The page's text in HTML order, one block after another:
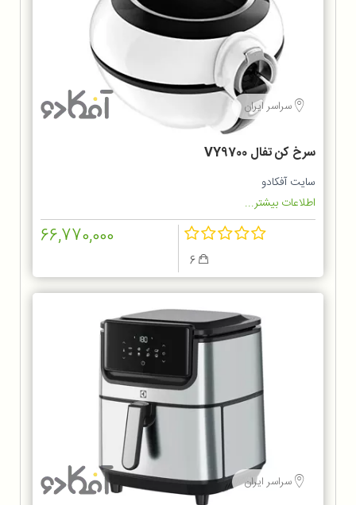
سراسر ایران
سرخ کن تفال VY9700
سایت آفکادو
اطلاعات بیشتر...
66,770,000
سراسر ایران